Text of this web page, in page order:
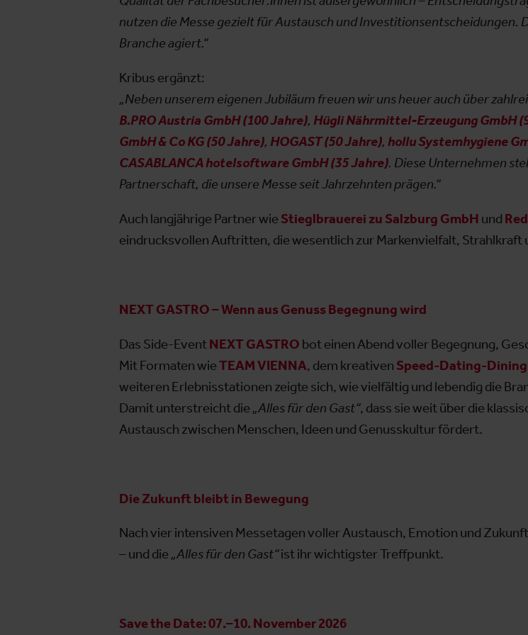
nutzen die Messe gezielt für Austausch und Investitionsentscheidungen.
Branche agiert.“
Kribus ergänzt:
„Neben unserem eigenen Jubiläum freuen wir uns heuer auch über
B.PRO Austria GmbH (100 Jahre), Hügli Nährmittel-Erzeugung GmbH
GmbH & Co KG (50 Jahre), HOGAST (50 Jahre), hollu Systemhygiene
CASABLANCA hotelsoftware GmbH (35 Jahre). Diese Unternehmen
Partnerschaft, die unsere Messe seit Jahrzehnten prägen.“
Auch langjährige Partner wieStieglbrauerei zu Salzburg GmbH und
eindrucksvollen Auftritten, die wesentlich zur Markenvielfalt, Strahlkraft
NEXT GASTRO – Wenn aus Genuss Begegnung wird
Das Side-EventNEXT GASTRO bot einen Abend voller Begegnung,
Mit Formaten wieTEAM VIENNA, dem kreativen Speed-Dating-
weiteren Erlebnisstationen zeigte sich, wie vielfältig und lebendig die
Damit unterstreicht die„Alles für den Gast“, dass sie weit über die
Austausch zwischen Menschen, Ideen und Genusskultur fördert.
Die Zukunft bleibt in Bewegung
Nach vier intensiven Messetagen voller Austausch, Emotion und
– und die„Alles für den Gast“ist ihr wichtigster Treffpunkt.
Save the Date:07.–10. November 2026